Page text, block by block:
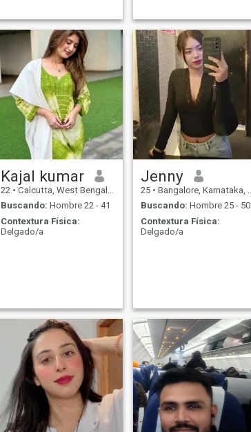
Kajal kumar
22 • Calcutta, West Bengal, India
Buscando: Hombre 22 - 41
Contextura Física:
Delgado/a
Jenny
25 • Bangalore, Karnataka, India
Buscando: Hombre 25 - 50
Contextura Física:
Delgado/a